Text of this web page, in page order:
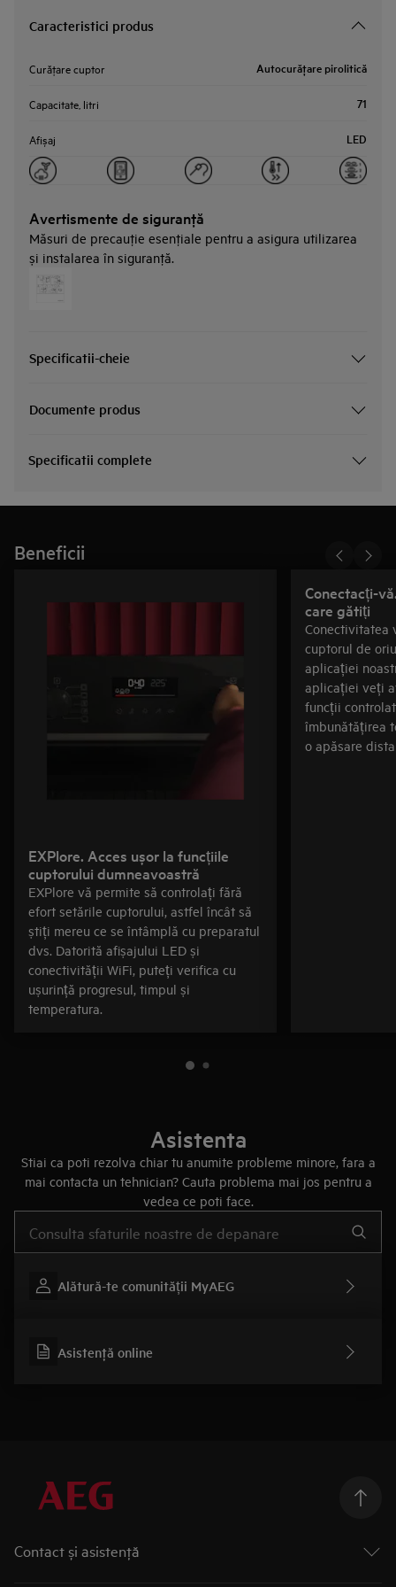
Caracteristici produs
Curăţare cuptor Autocurăţare pirolitică
Capacitate, litri 71
Afișaj LED
Avertismente de siguranţă
Măsuri de precauţie esenţiale pentru a asigura utilizarea
și instalarea în siguranţă.
Specificatii-cheie
Documente produs
Specificatii complete
Beneficii
EXPlore. Acces ușor la funcțiile
cuptorului dumneavoastră
EXPlore vă permite să controlați fără
efort setările cuptorului, astfel încât să
știți mereu ce se întâmplă cu preparatul
dvs. Datorită afișajului LED și
conectivității WiFi, puteți verifica cu
ușurință progresul, timpul și
temperatura.
Conectacți-
care gătiți
Conectivitatea
cuptorul de
aplicației
aplicației veți
funcții
îmbunătățirea
o apăsare
Asistenta
Stiai ca poti rezolva chiar tu anumite probleme minore, fara a
mai contacta un tehnician? Cauta problema mai jos pentru a
vedea ce poti face.
Alătură-te comunității MyAEG
Asistenţă online
Contact și asistenţă